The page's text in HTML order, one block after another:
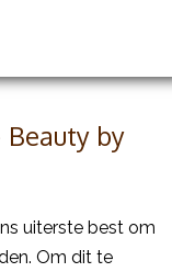
by
uiterste best om
Om dit te